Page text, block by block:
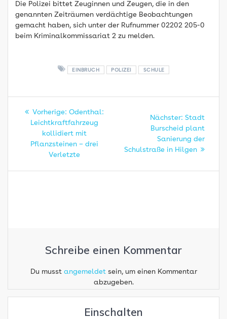
Die Polizei bittet Zeuginnen und Zeugen, die in den
genannten Zeiträumen verdächtige Beobachtungen
gemacht haben, sich unter der Rufnummer 02202 205-0
beim Kriminalkommissariat 2 zu melden.
EINBRUCH POLIZEI SCHULE
Beitragsnavigation
Vorherige: Vorheriger
Beitrag:
Odenthal:
Leichtkraftfahrzeug
kollidiert mit
Pflanzsteinen – drei
Verletzte
Nächster: Nächster
Beitrag:
Stadt
Burscheid plant
Sanierung der
Schulstraße in Hilgen
Schreibe einen Kommentar
Du musst angemeldetsein, um einen Kommentar
abzugeben.
Einschalten